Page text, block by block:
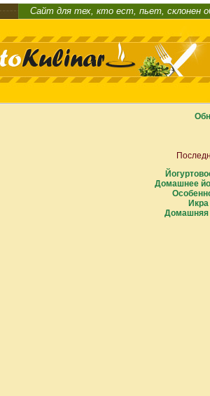
Сайт для тех, кто ест, пьет, склонен
Домашнее
Домашняя